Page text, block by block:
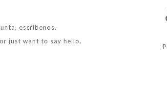
escríbenos.
just want to say hello.